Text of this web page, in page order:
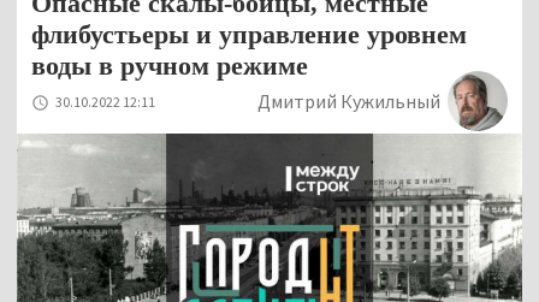
флибустьеры и управление уровнем
воды в ручном режиме
30.10.2022 12:11 Дмитрий Кужильный